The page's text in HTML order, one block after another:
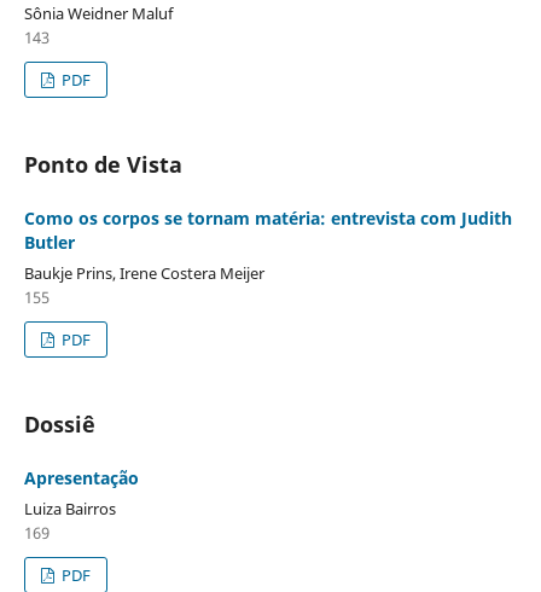
Sônia Weidner Maluf
143
PDF
Ponto de Vista
Como os corpos se tornam matéria: entrevista com Judith
Butler
Baukje Prins, Irene Costera Meijer
155
PDF
Dossiê
Apresentação
Luiza Bairros
169
PDF